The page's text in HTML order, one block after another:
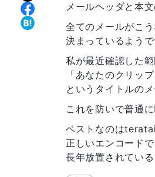
メールヘッダと本
全てのメールがこ
決まっているようで
私が最近確認した範
「あなたのクリッ
というタイトルの
これを防いで普通
ベストなのは
正しいエンコード
長年放置されてい